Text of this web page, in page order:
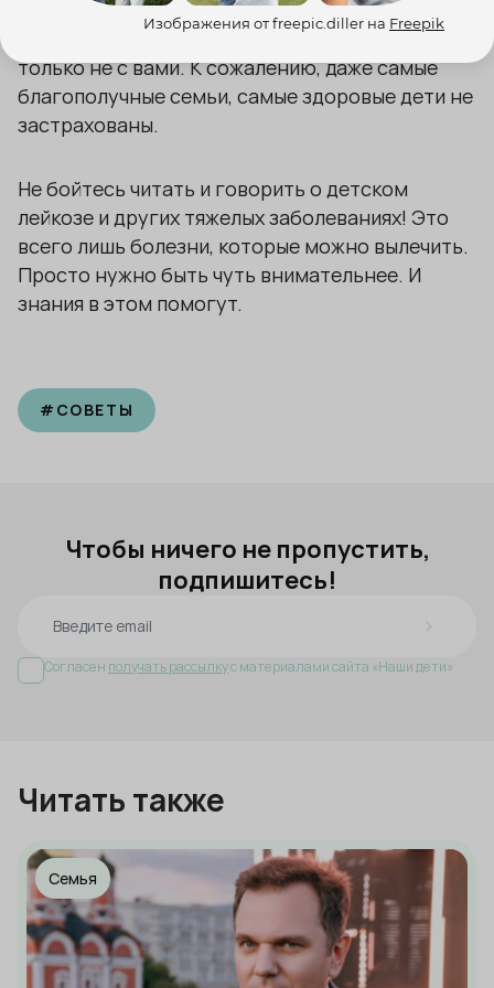
прятать голову в песок, не рассуждать о том,
что случиться это может с кем угодно, но
только не с вами. К сожалению, даже самые
благополучные семьи, самые здоровые дети не
застрахованы.
Не бойтесь читать и говорить о детском
лейкозе и других тяжелых заболеваниях! Это
всего лишь болезни, которые можно вылечить.
Просто нужно быть чуть внимательнее. И
знания в этом помогут.
# СОВЕТЫ
Чтобы ничего не пропустить,
подпишитесь!
Согласен получать рассылкус материалами сайта «Наши дети»
Читать также
Семья
Изображения от freepic.diller на Freepik